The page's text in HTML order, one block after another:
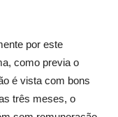
por este
como previa o
é vista com bons
três meses, o